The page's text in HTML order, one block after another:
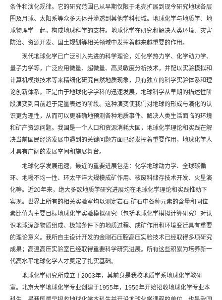
条件和演化规律。它的研究范围已从早期仅限于地壳扩展到现今研究地球各层
圈及月球、太阳系等众多天体并滲透到其他学科领域。地球化学与地质学、地
球物理学一起，构成地球科学的支柱。地球化学在研究和解决人类环境、灾害
防治、资源开发、国土规划等相关领域中发挥着越来越重要的作用。
现代地球化学已广泛引入先进的科学理论，如化学热力学、化学动力学、
量子力学等，广泛应用微量、超微量、高灵敏度分析技术，并配以实验模拟和
计算机模拟技术等来精细化研究自然地质现象，具有独立的科学实验体系和理
论创新体系。正是由于地球化学学科的迅速发展，地球科学从早期的描述性阶
段演变到目前趋于定量表述的阶段。这种演变使我们对地球的形成与演化的认
识更为理性，从而可以更准确地预测各种地质事件、解决人类生活面临的环境
和矿产资源问题。我国是一个人口和资源消耗大国，地球化学理论和实践在解
决当前国民经济发展中遇到的关键问题方面已经发挥着重要作用，地球化学人
才具有广阔的发展空间和施展舞台。
地球化学发展迅速，最近的重要进展包括：化学地球动力学、全球碳循
环、地幔不均一性、环太平洋大规模成矿作用、核废料储存技术开发、火星演
化等。近20年来，绝大多数地质学研究进展均在地球化学理论和实践推动下
实现。世界上所有的相关实验室均以测定岩石-矿石中各种元素的含量和同位
素比值为主要目标地球化学实验模拟研究（包括地球化学模拟计算研究）对认
识地球深部物质组成、极端条件下的地质过程、成矿作用和环境变迁具有重要
的理论意义。我所自主设计开发的金刚石压腔高压实验技术已经取得多项研究
成果；高温高压实验室已经取得重要科学研究进展。所有这些积累为培养新一
代高水平地球化学人才奠定了扎实基础。
地球化学研究所成立于2003年，其前身是我校地质学系地球化学教研
室。北京大学地球化学专业创建于1955年，1956年开始招收地球化学专业本